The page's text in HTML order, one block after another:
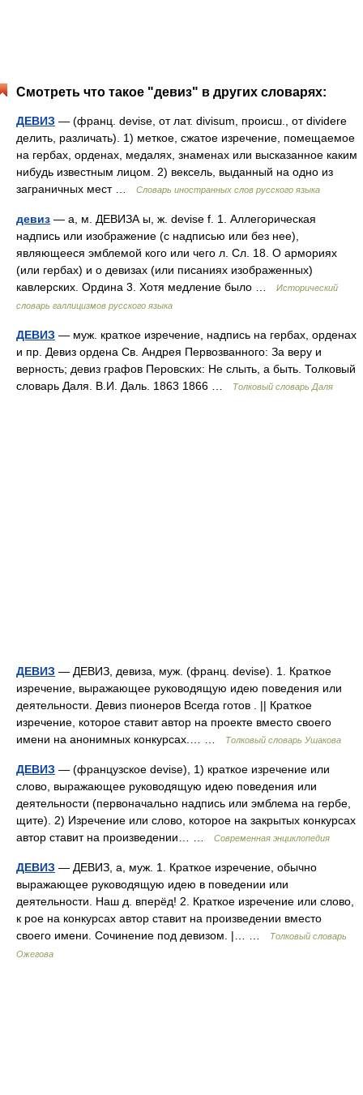
Смотреть что такое "девиз" в других словарях:
ДЕВИЗ — (франц. devise, от лат. divisum, происш., от dividere
делить, различать). 1) меткое, сжатое изречение, помещаемое
на гербах, орденах, медалях, знаменах или высказанное каким
нибудь известным лицом. 2) вексель, выданный на одно из
заграничных мест …
Словарь иностранных слов русского языка
девиз — а, м. ДЕВИЗА ы, ж. devise f. 1. Аллегорическая
надпись или изображение (с надписью или без нее),
являющееся эмблемой кого или чего л. Сл. 18. О армориях
(или гербах) и о девизах (или писаниях изображенных)
кавлерских. Ордина 3. Хотя медление было …
Исторический
словарь галлицизмов русского языка
ДЕВИЗ — муж. краткое изречение, надпись на гербах, орденах
и пр. Девиз ордена Св. Андрея Первозванного: За веру и
верность; девиз графов Перовских: Не слыть, а быть. Толковый
словарь Даля. В.И. Даль. 1863 1866 …
Толковый словарь Даля
ДЕВИЗ — ДЕВИЗ, девиза, муж. (франц. devise). 1. Краткое
изречение, выражающее руководящую идею поведения или
деятельности. Девиз пионеров Всегда готов . || Краткое
изречение, которое ставит автор на проекте вместо своего
имени на анонимных конкурсах.… …
Толковый словарь Ушакова
ДЕВИЗ — (французское devise), 1) краткое изречение или
слово, выражающее руководящую идею поведения или
деятельности (первоначально надпись или эмблема на гербе,
щите). 2) Изречение или слово, которое на закрытых конкурсах
автор ставит на произведении… …
Современная энциклопедия
ДЕВИЗ — ДЕВИЗ, а, муж. 1. Краткое изречение, обычно
выражающее руководящую идею в поведении или
деятельности. Наш д. вперёд! 2. Краткое изречение или слово,
к рое на конкурсах автор ставит на произведении вместо
своего имени. Сочинение под девизом. |… …
Толковый словарь
Ожегова